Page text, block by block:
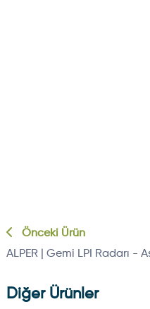
Önceki Ürün
ALPER | Gemi LPI Radarı -
Diğer Ürünler